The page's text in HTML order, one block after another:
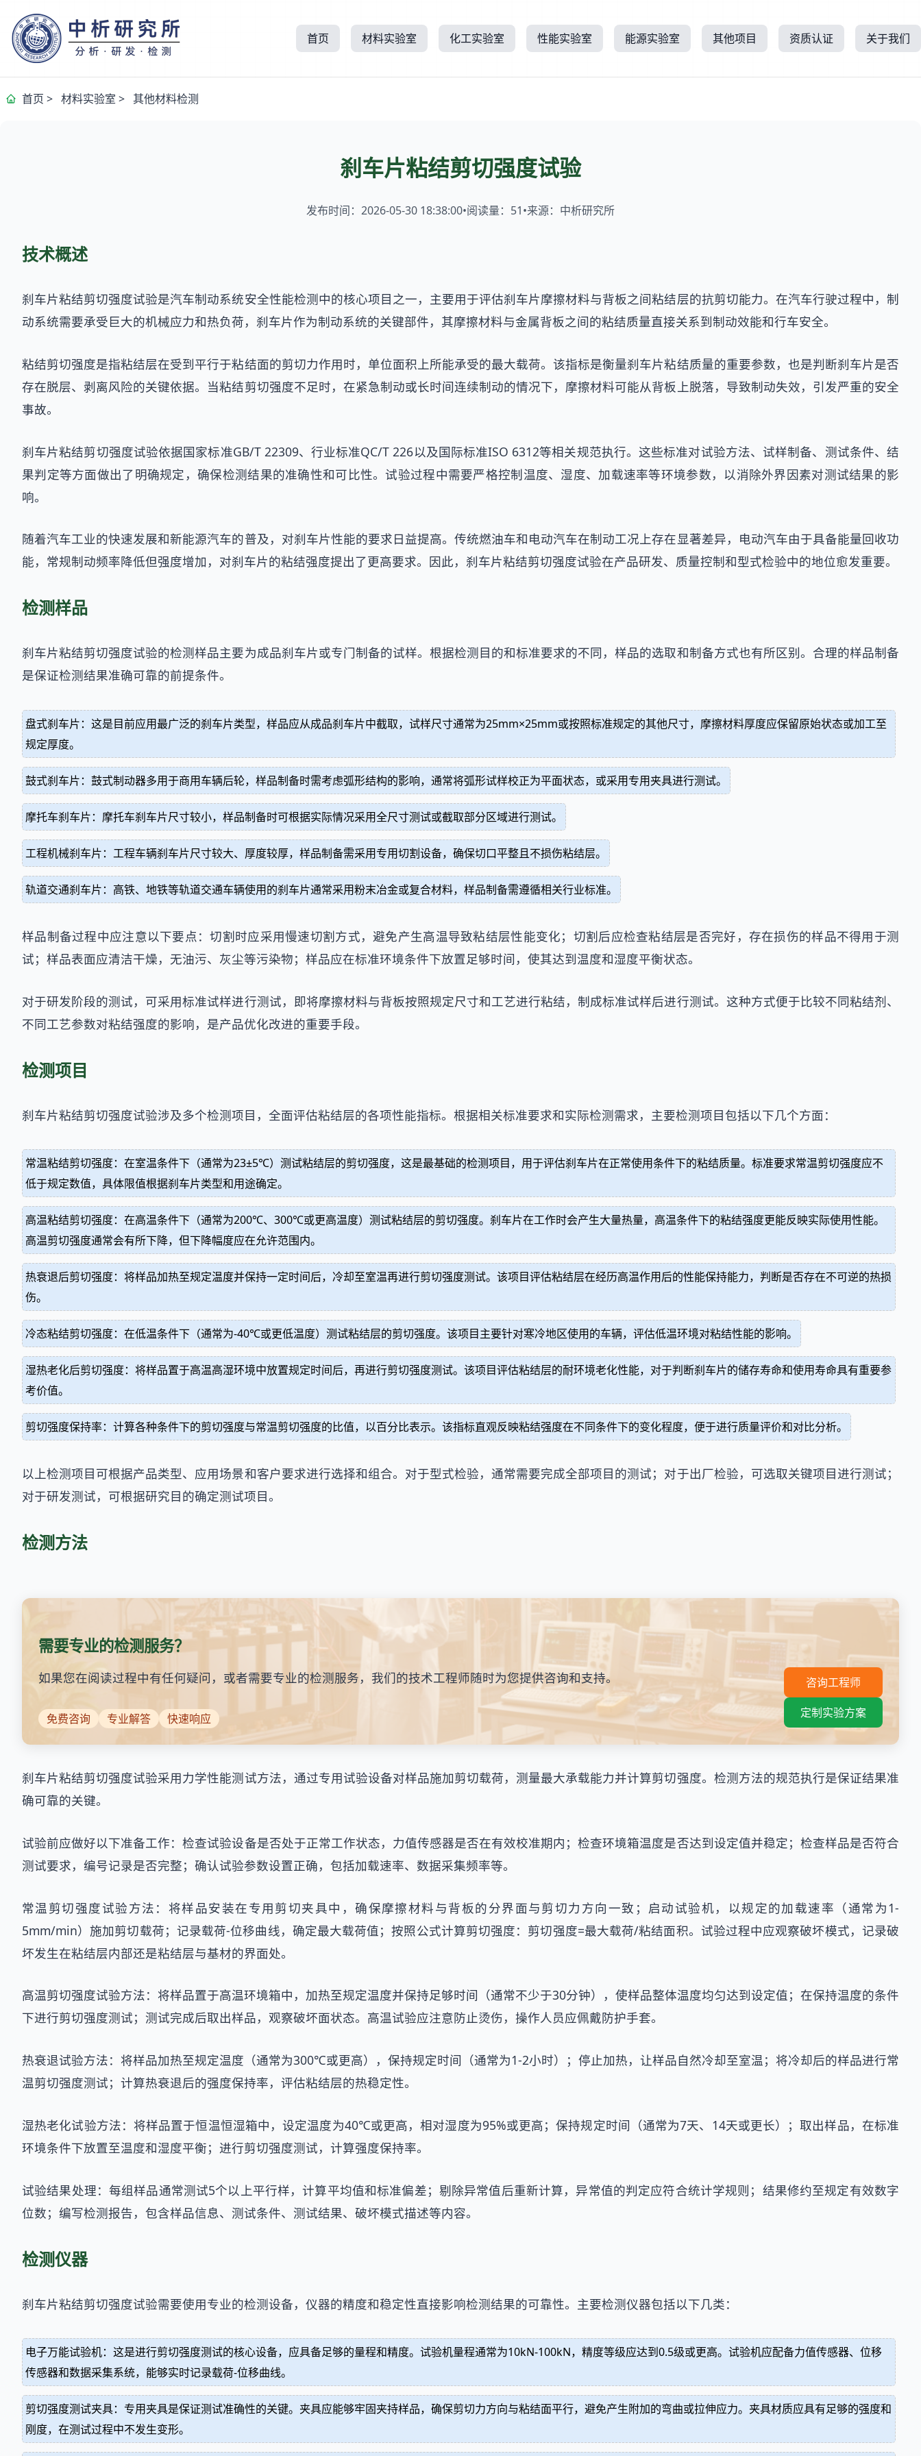
首页 材料实验室 化工实验室 性能实验室 能源实验室 其他项目 资质认证 关于我们
首页 > 材料实验室 > 其他材料检测
刹车片粘结剪切强度试验
发布时间：2026-05-30 18:38:00•阅读量： 51•来源：中析研究所
技术概述
刹车片粘结剪切强度试验是汽车制动系统安全性能检测中的核心项目之一，主要用于评估刹车片摩擦材料与背板之间粘结层的抗剪切能力。在汽车行驶过程中，制
动系统需要承受巨大的机械应力和热负荷，刹车片作为制动系统的关键部件，其摩擦材料与金属背板之间的粘结质量直接关系到制动效能和行车安全。
粘结剪切强度是指粘结层在受到平行于粘结面的剪切力作用时，单位面积上所能承受的最大载荷。该指标是衡量刹车片粘结质量的重要参数，也是判断刹车片是否
存在脱层、剥离风险的关键依据。当粘结剪切强度不足时，在紧急制动或长时间连续制动的情况下，摩擦材料可能从背板上脱落，导致制动失效，引发严重的安全
事故。
刹车片粘结剪切强度试验依据国家标准GB/T 22309、行业标准QC/T 226以及国际标准ISO 6312等相关规范执行。这些标准对试验方法、试样制备、测试条件、结
果判定等方面做出了明确规定，确保检测结果的准确性和可比性。试验过程中需要严格控制温度、湿度、加载速率等环境参数，以消除外界因素对测试结果的影
响。
随着汽车工业的快速发展和新能源汽车的普及，对刹车片性能的要求日益提高。传统燃油车和电动汽车在制动工况上存在显著差异，电动汽车由于具备能量回收功
能，常规制动频率降低但强度增加，对刹车片的粘结强度提出了更高要求。因此，刹车片粘结剪切强度试验在产品研发、质量控制和型式检验中的地位愈发重要。
检测样品
刹车片粘结剪切强度试验的检测样品主要为成品刹车片或专门制备的试样。根据检测目的和标准要求的不同，样品的选取和制备方式也有所区别。合理的样品制备
是保证检测结果准确可靠的前提条件。
盘式刹车片：这是目前应用最广泛的刹车片类型，样品应从成品刹车片中截取，试样尺寸通常为25mm×25mm或按照标准规定的其他尺寸，摩擦材料厚度应保留原始状态或加工至
规定厚度。
鼓式刹车片：鼓式制动器多用于商用车辆后轮，样品制备时需考虑弧形结构的影响，通常将弧形试样校正为平面状态，或采用专用夹具进行测试。
摩托车刹车片：摩托车刹车片尺寸较小，样品制备时可根据实际情况采用全尺寸测试或截取部分区域进行测试。
工程机械刹车片：工程车辆刹车片尺寸较大、厚度较厚，样品制备需采用专用切割设备，确保切口平整且不损伤粘结层。
轨道交通刹车片：高铁、地铁等轨道交通车辆使用的刹车片通常采用粉末冶金或复合材料，样品制备需遵循相关行业标准。
样品制备过程中应注意以下要点：切割时应采用慢速切割方式，避免产生高温导致粘结层性能变化；切割后应检查粘结层是否完好，存在损伤的样品不得用于测
试；样品表面应清洁干燥，无油污、灰尘等污染物；样品应在标准环境条件下放置足够时间，使其达到温度和湿度平衡状态。
对于研发阶段的测试，可采用标准试样进行测试，即将摩擦材料与背板按照规定尺寸和工艺进行粘结，制成标准试样后进行测试。这种方式便于比较不同粘结剂、
不同工艺参数对粘结强度的影响，是产品优化改进的重要手段。
检测项目
刹车片粘结剪切强度试验涉及多个检测项目，全面评估粘结层的各项性能指标。根据相关标准要求和实际检测需求，主要检测项目包括以下几个方面：
常温粘结剪切强度：在室温条件下（通常为23±5℃）测试粘结层的剪切强度，这是最基础的检测项目，用于评估刹车片在正常使用条件下的粘结质量。标准要求常温剪切强度应不
低于规定数值，具体限值根据刹车片类型和用途确定。
高温粘结剪切强度：在高温条件下（通常为200℃、300℃或更高温度）测试粘结层的剪切强度。刹车片在工作时会产生大量热量，高温条件下的粘结强度更能反映实际使用性能。
高温剪切强度通常会有所下降，但下降幅度应在允许范围内。
热衰退后剪切强度：将样品加热至规定温度并保持一定时间后，冷却至室温再进行剪切强度测试。该项目评估粘结层在经历高温作用后的性能保持能力，判断是否存在不可逆的热损
伤。
冷态粘结剪切强度：在低温条件下（通常为-40℃或更低温度）测试粘结层的剪切强度。该项目主要针对寒冷地区使用的车辆，评估低温环境对粘结性能的影响。
湿热老化后剪切强度：将样品置于高温高湿环境中放置规定时间后，再进行剪切强度测试。该项目评估粘结层的耐环境老化性能，对于判断刹车片的储存寿命和使用寿命具有重要参
考价值。
剪切强度保持率：计算各种条件下的剪切强度与常温剪切强度的比值，以百分比表示。该指标直观反映粘结强度在不同条件下的变化程度，便于进行质量评价和对比分析。
以上检测项目可根据产品类型、应用场景和客户要求进行选择和组合。对于型式检验，通常需要完成全部项目的测试；对于出厂检验，可选取关键项目进行测试；
对于研发测试，可根据研究目的确定测试项目。
检测方法
需要专业的检测服务？
如果您在阅读过程中有任何疑问，或者需要专业的检测服务，我们的技术工程师随时为您提供咨询和支持。
免费咨询 专业解答 快速响应
咨询工程师
定制实验方案
刹车片粘结剪切强度试验采用力学性能测试方法，通过专用试验设备对样品施加剪切载荷，测量最大承载能力并计算剪切强度。检测方法的规范执行是保证结果准
确可靠的关键。
试验前应做好以下准备工作：检查试验设备是否处于正常工作状态，力值传感器是否在有效校准期内；检查环境箱温度是否达到设定值并稳定；检查样品是否符合
测试要求，编号记录是否完整；确认试验参数设置正确，包括加载速率、数据采集频率等。
常温剪切强度试验方法：将样品安装在专用剪切夹具中，确保摩擦材料与背板的分界面与剪切力方向一致；启动试验机，以规定的加载速率（通常为1-
5mm/min）施加剪切载荷；记录载荷-位移曲线，确定最大载荷值；按照公式计算剪切强度：剪切强度=最大载荷/粘结面积。试验过程中应观察破坏模式，记录破
坏发生在粘结层内部还是粘结层与基材的界面处。
高温剪切强度试验方法：将样品置于高温环境箱中，加热至规定温度并保持足够时间（通常不少于30分钟），使样品整体温度均匀达到设定值；在保持温度的条件
下进行剪切强度测试；测试完成后取出样品，观察破坏面状态。高温试验应注意防止烫伤，操作人员应佩戴防护手套。
热衰退试验方法：将样品加热至规定温度（通常为300℃或更高），保持规定时间（通常为1-2小时）；停止加热，让样品自然冷却至室温；将冷却后的样品进行常
温剪切强度测试；计算热衰退后的强度保持率，评估粘结层的热稳定性。
湿热老化试验方法：将样品置于恒温恒湿箱中，设定温度为40℃或更高，相对湿度为95%或更高；保持规定时间（通常为7天、14天或更长）；取出样品，在标准
环境条件下放置至温度和湿度平衡；进行剪切强度测试，计算强度保持率。
试验结果处理：每组样品通常测试5个以上平行样，计算平均值和标准偏差；剔除异常值后重新计算，异常值的判定应符合统计学规则；结果修约至规定有效数字
位数；编写检测报告，包含样品信息、测试条件、测试结果、破坏模式描述等内容。
检测仪器
刹车片粘结剪切强度试验需要使用专业的检测设备，仪器的精度和稳定性直接影响检测结果的可靠性。主要检测仪器包括以下几类：
电子万能试验机：这是进行剪切强度测试的核心设备，应具备足够的量程和精度。试验机量程通常为10kN-100kN，精度等级应达到0.5级或更高。试验机应配备力值传感器、位移
传感器和数据采集系统，能够实时记录载荷-位移曲线。
剪切强度测试夹具：专用夹具是保证测试准确性的关键。夹具应能够牢固夹持样品，确保剪切力方向与粘结面平行，避免产生附加的弯曲或拉伸应力。夹具材质应具有足够的强度和
刚度，在测试过程中不发生变形。